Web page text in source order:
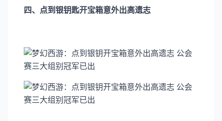
四、点到银钥匙开宝箱意外出高遗志